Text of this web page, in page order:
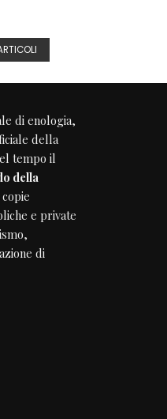
di enologia,
della
tempo il
della
e private
di